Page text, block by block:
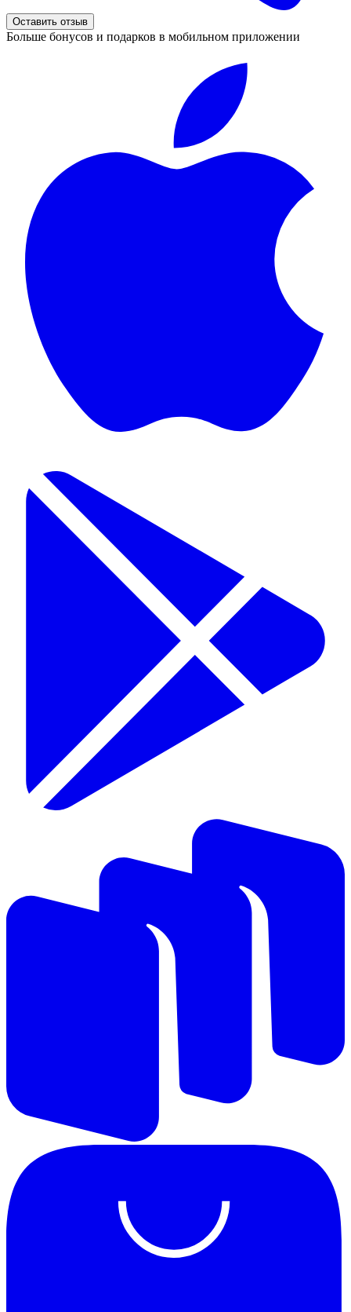
Оставить отзыв
Больше бонусов и подарков в мобильном приложении